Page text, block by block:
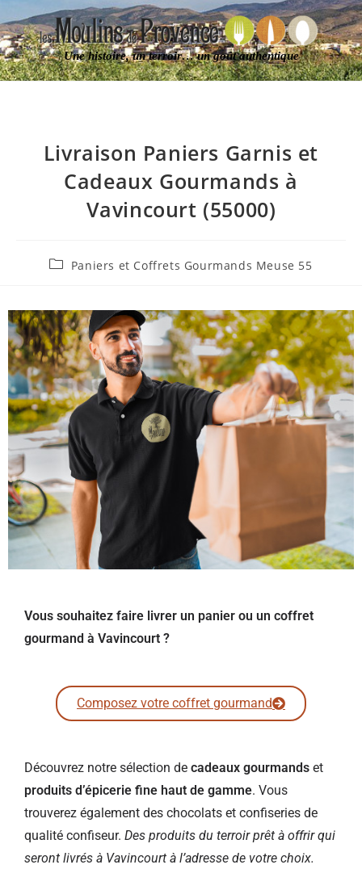
Une histoire, un terroir… un goût authentique
Livraison Paniers Garnis et
Cadeaux Gourmands à
Vavincourt (55000)
Paniers et Coffrets Gourmands Meuse 55
Vous souhaitez faire livrer un panier ou un coffret
gourmand à Vavincourt ?
Composez votre coffret gourmand
Découvrez notre sélection de cadeaux gourmands et
produits d’épicerie fine haut de gamme. Vous
trouverez également des chocolats et confiseries de
qualité confiseur. Des produits du terroir prêt à offrir qui
seront livrés à Vavincourt à l’adresse de votre choix.